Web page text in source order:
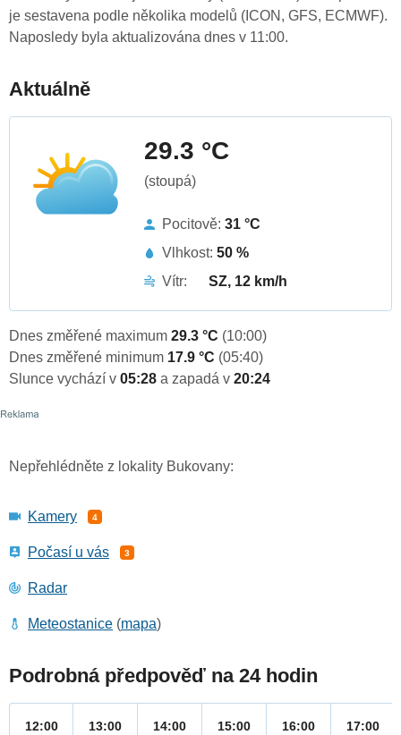
je sestavena podle několika modelů (ICON, GFS, ECMWF).
Naposledy byla aktualizována dnes v 11:00.
Aktuálně
29.3 °C
(stoupá)
Pocitově: 31 °C
Vlhkost: 50 %
Vítr:
SZ, 12 km/h
Dnes změřené maximum 29.3 °C (10:00)
Dnes změřené minimum 17.9 °C (05:40)
Slunce vychází v 05:28 a zapadá v 20:24
Nepřehlédněte z lokality Bukovany:
Kamery 4
Počasí u vás 3
Radar
Meteostanice (mapa)
Podrobná předpověď na 24 hodin
12:00 13:00 14:00 15:00 16:00 17:00